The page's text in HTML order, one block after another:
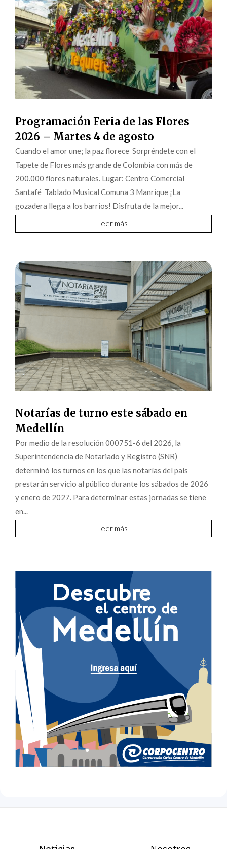
Programación Feria de las Flores
2026 – Martes 4 de agosto
Cuando el amor une; la paz florece Sorpréndete con el
Tapete de Flores más grande de Colombia con más de
200.000 flores naturales. Lugar: Centro Comercial
Santafé Tablado Musical Comuna 3 Manrique ¡La
gozadera llega a los barrios! Disfruta de la mejor...
leer más
Notarías de turno este sábado en
Medellín
Por medio de la resolución 000751-6 del 2026, la
Superintendencia de Notariado y Registro (SNR)
determinó los turnos en los que las notarías del país
prestarán servicio al público durante los sábados de 2026
y enero de 2027. Para determinar estas jornadas se tiene
en...
leer más